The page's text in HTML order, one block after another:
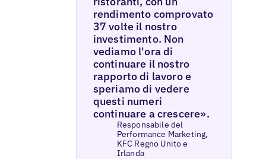
rendimento comprovato
37 volte il nostro
investimento. Non
vediamo l'ora di
continuare il nostro
rapporto di lavoro e
speriamo di vedere
questi numeri
continuare a crescere».
Responsabile del
Performance Marketing,
KFC Regno Unito e
Irlanda